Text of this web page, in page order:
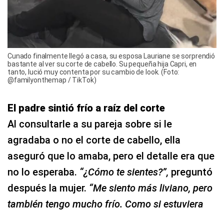
Cunado finalmente llegó a casa, su esposa Lauriane se sorprendió
bastante al ver su corte de cabello. Su pequeña hija Capri, en
tanto, lució muy contenta por su cambio de look. (Foto:
@familyonthemap / TikTok)
El padre sintió frío a raíz del corte
Al consultarle a su pareja sobre si le
agradaba o no el corte de cabello, ella
aseguró que lo amaba, pero el detalle era que
no lo esperaba. “¿Cómo te sientes?”, preguntó
después la mujer. “Me siento más liviano, pero
también tengo mucho frío. Como si estuviera